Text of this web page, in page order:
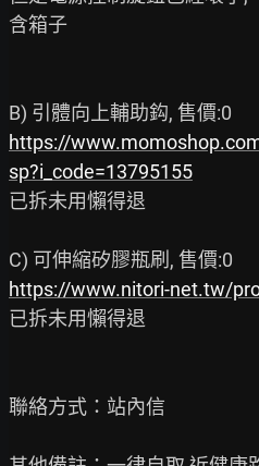
含箱子
https://
sp?i_code=13795155
已拆未用懶得退
https://www.nitori-net.tw/
已拆未用懶得退
聯絡方式：站內信